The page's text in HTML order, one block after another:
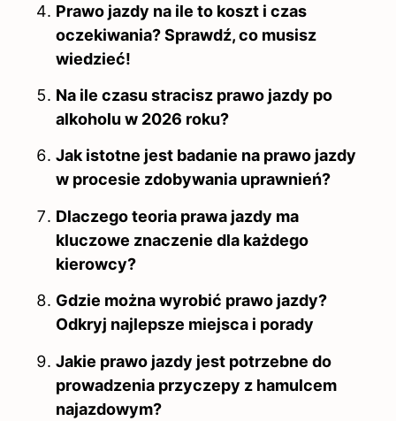
Prawo jazdy na ile to koszt i czas
oczekiwania? Sprawdź, co musisz
wiedzieć!
Na ile czasu stracisz prawo jazdy po
alkoholu w 2026 roku?
Jak istotne jest badanie na prawo jazdy
w procesie zdobywania uprawnień?
Dlaczego teoria prawa jazdy ma
kluczowe znaczenie dla każdego
kierowcy?
Gdzie można wyrobić prawo jazdy?
Odkryj najlepsze miejsca i porady
Jakie prawo jazdy jest potrzebne do
prowadzenia przyczepy z hamulcem
najazdowym?